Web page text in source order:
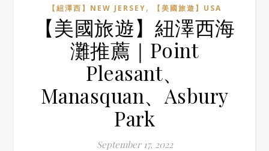
【紐澤西】NEW JERSEY, 【美國旅遊】USA
【美國旅遊】紐澤西海
灘推薦｜Point
Pleasant、
Manasquan、Asbury
Park
September 17, 2022